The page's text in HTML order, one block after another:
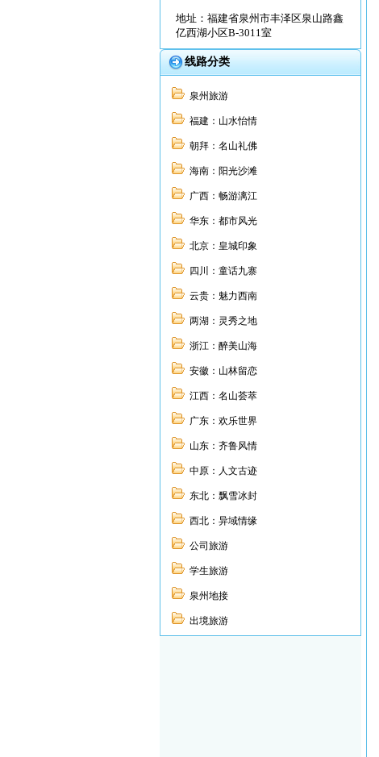
地址：福建省泉州市丰泽区泉山路鑫
亿西湖小区B-3011室
线路分类
泉州旅游
福建：山水怡情
朝拜：名山礼佛
海南：阳光沙滩
广西：畅游漓江
华东：都市风光
北京：皇城印象
四川：童话九寨
云贵：魅力西南
两湖：灵秀之地
浙江：醉美山海
安徽：山林留恋
江西：名山荟萃
广东：欢乐世界
山东：齐鲁风情
中原：人文古迹
东北：飘雪冰封
西北：异域情缘
公司旅游
学生旅游
泉州地接
出境旅游